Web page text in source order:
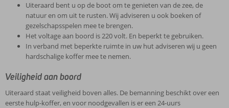
Uiteraard bent u op de boot om te genieten van de zee, de
natuur en om uit te rusten. Wij adviseren u ook boeken of
gezelschapsspelen mee te brengen.
Het voltage aan boord is 220 volt. En beperkt te gebruiken.
In verband met beperkte ruimte in uw hut adviseren wij u geen
hardschalige koffer mee te nemen.
Veiligheid aan boord
Uiteraard staat veiligheid boven alles. De bemanning beschikt over een
eerste hulp-koffer, en voor noodgevallen is er een 24-uurs